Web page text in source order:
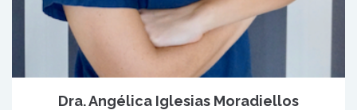
Dra. Angélica Iglesias Moradiellos